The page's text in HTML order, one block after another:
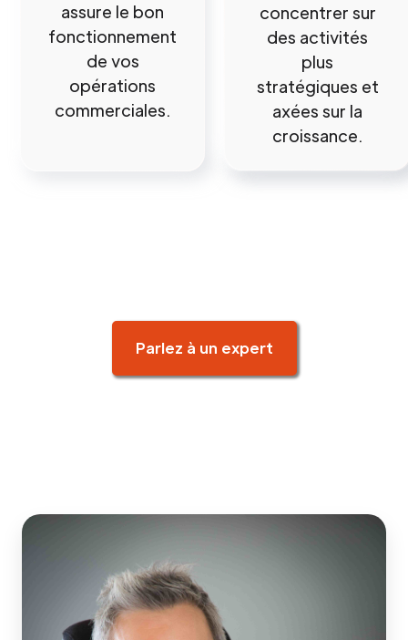
assure le bon
fonctionnement
de vos
opérations
commerciales.
concentrer sur
des activités
plus
stratégiques et
axées sur la
croissance.
Parlez à un expert